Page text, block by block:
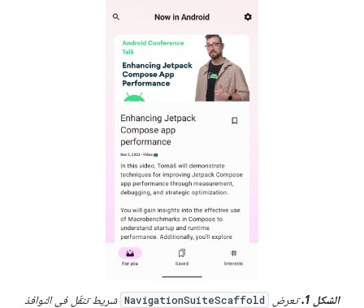
الشكل 1. تعرض NavigationSuiteScaffold شريط تنقّل في النوافذ